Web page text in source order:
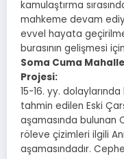
kamulaştırma
mahkeme devam
evvel hayata
burasının gelişmesi
Soma Cuma
Projesi:
15-16. yy.
tahmin edilen Eski
aşamasında bulunan
röleve çizimleri ilgili
aşamasındadır.